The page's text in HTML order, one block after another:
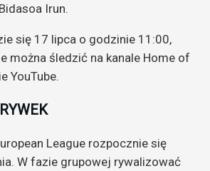
Irun.
się 17 lipca o godzinie 11:00,
można śledzić na kanale Home of
YouTube.
League rozpocznie się
W fazie grupowej rywalizować